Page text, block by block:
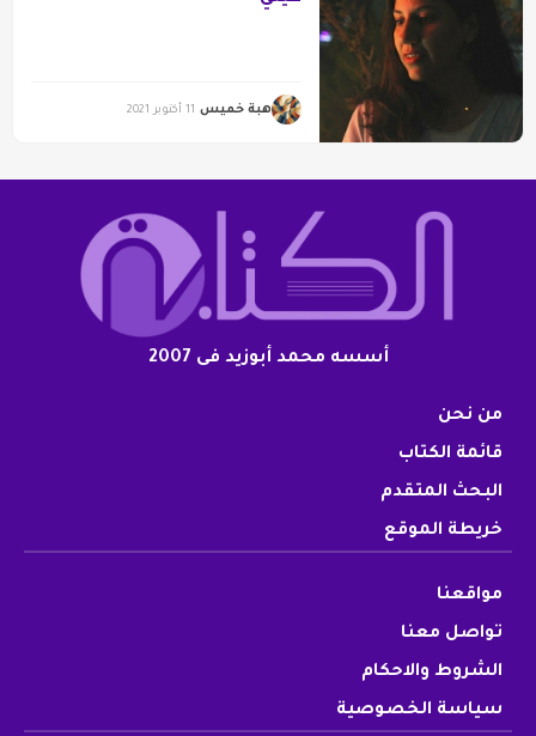
هبة خميس 11 أكتوبر 2021
أسسه محمد أبوزيد فى 2007
من نحن
قائمة الكتاب
البحث المتقدم
خريطة الموقع
مواقعنا
تواصل معنا
الشروط والاحكام
سياسة الخصوصية